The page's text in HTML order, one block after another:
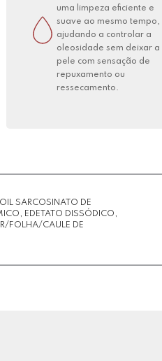
uma limpeza eficiente e
suave ao mesmo tempo,
ajudando a controlar a
oleosidade sem deixar a
pele com sensação de
repuxamento ou
ressecamento.
SARCOSINATO DE
EDETATO DISSÓDICO,
FOLHA/CAULE DE